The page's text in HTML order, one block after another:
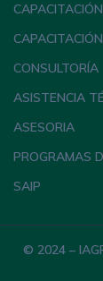
CONSULTORÍA
ASISTENCIA
ASESORIA
PROGRAMAS
SAIP
© 2024 –